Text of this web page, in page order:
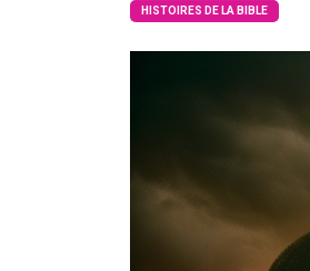
HISTOIRES DE LA BIBLE